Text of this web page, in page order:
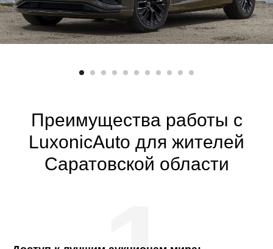
Преимущества работы с
LuxonicАuto для жителей
Саратовской области